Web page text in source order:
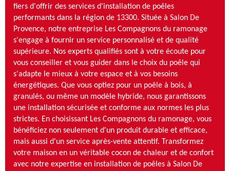
fiers d'offrir des services d'installation de poêles
performants dans la région de 13300. Située à Salon De
Provence, notre entreprise Les Compagnons du ramonage
s'engage à fournir un service personnalisé et de qualité
supérieure. Nos experts qualifiés sont à votre écoute pour
vous conseiller et vous guider dans le choix du poêle qui
s'adapte le mieux à votre espace et à vos besoins
énergétiques. Que vous optiez pour un poêle à bois, à
granulés, ou même un modèle hybride, nous garantissons
une installation sécurisée et conforme aux normes les plus
strictes. En choisissant Les Compagnons du ramonage, vous
bénéficiez non seulement d'un produit durable et efficace,
mais aussi d'un service après-vente attentif. Transformez
votre maison en un véritable cocon de chaleur et de confort
avec notre expertise en installation de poêles à Salon De